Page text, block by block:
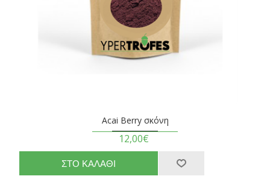
Acai Berry σκόνη
12,00€